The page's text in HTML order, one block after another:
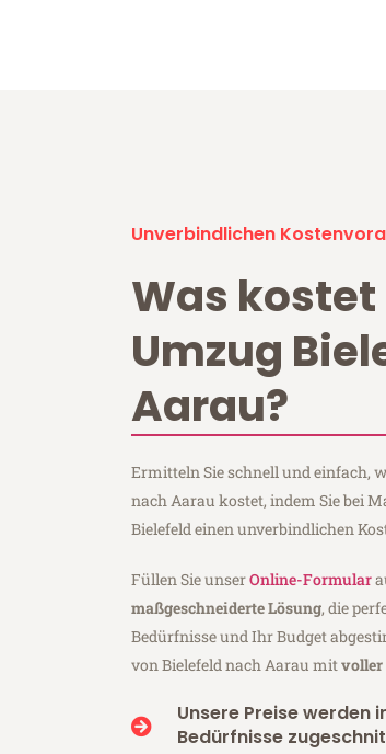
Unverbindlichen
Was kostet
Umzug
Aarau?
Ermitteln Sie schnell und einfach,
nach Aarau kostet, indem Sie bei
Bielefeld einen unverbindlichen
Füllen Sie unserOnline-Formular
maßgeschneiderte Lösung, die
Bedürfnisse und Ihr Budget
von Bielefeld nach Aarau mitvoller
Unsere Preise werden
Bedürfnisse